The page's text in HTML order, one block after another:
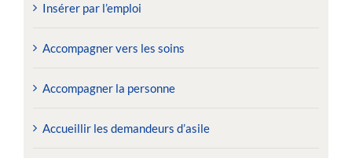
Insérer par l’emploi
Accompagner vers les soins
Accompagner la personne
Accueillir les demandeurs d’asile